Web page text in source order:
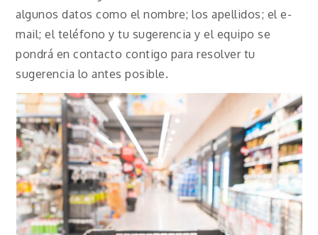
algunos datos como el nombre; los apellidos; el e-
mail; el teléfono y tu sugerencia y el equipo se
pondrá en contacto contigo para resolver tu
sugerencia lo antes posible.